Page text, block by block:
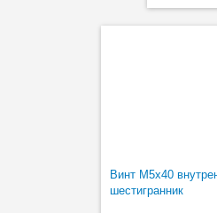
Винт M5х40
шестигранник